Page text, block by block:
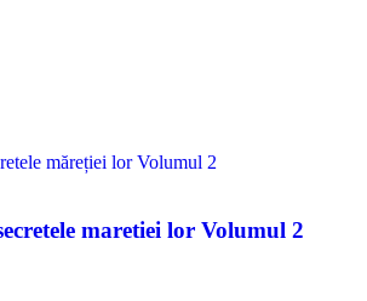
maretiei lor Volumul 2